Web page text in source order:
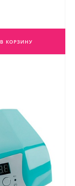
В КОРЗИНУ